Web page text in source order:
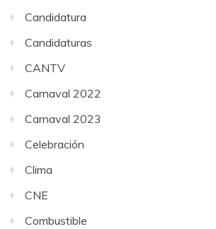
Candidatura
Candidaturas
CANTV
Carnaval 2022
Carnaval 2023
Celebración
Clima
CNE
Combustible